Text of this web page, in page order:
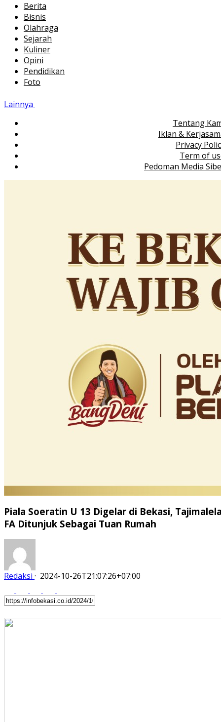
Berita
Bisnis
Olahraga
Sejarah
Kuliner
Opini
Pendidikan
Foto
Lainnya
Tentang
Iklan &
Privacy
Term of
Pedoman Media
Piala Soeratin U 13 Digelar di Bekasi,
FA Ditunjuk Sebagai Tuan Rumah
Redaksi · 2024-10-26T21:07:26+07:00